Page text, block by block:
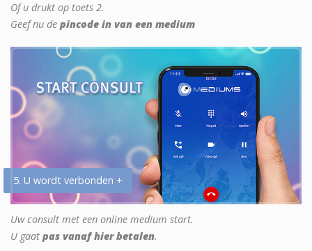
Of u drukt op toets 2.
Geef nu de pincode in van een medium
5. U wordt verbonden +
Uw consult met een online medium start.
U gaat pas vanaf hier betalen.